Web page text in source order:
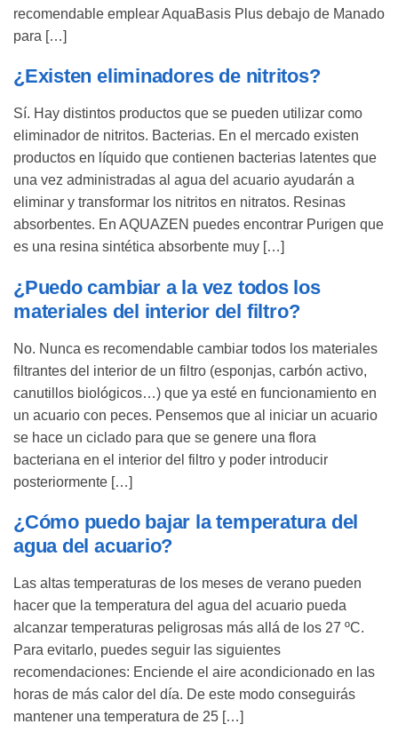
recomendable emplear AquaBasis Plus debajo de Manado
para […]
¿Existen eliminadores de nitritos?
Sí. Hay distintos productos que se pueden utilizar como
eliminador de nitritos. Bacterias. En el mercado existen
productos en líquido que contienen bacterias latentes que
una vez administradas al agua del acuario ayudarán a
eliminar y transformar los nitritos en nitratos. Resinas
absorbentes. En AQUAZEN puedes encontrar Purigen que
es una resina sintética absorbente muy […]
¿Puedo cambiar a la vez todos los
materiales del interior del filtro?
No. Nunca es recomendable cambiar todos los materiales
filtrantes del interior de un filtro (esponjas, carbón activo,
canutillos biológicos…) que ya esté en funcionamiento en
un acuario con peces. Pensemos que al iniciar un acuario
se hace un ciclado para que se genere una flora
bacteriana en el interior del filtro y poder introducir
posteriormente […]
¿Cómo puedo bajar la temperatura del
agua del acuario?
Las altas temperaturas de los meses de verano pueden
hacer que la temperatura del agua del acuario pueda
alcanzar temperaturas peligrosas más allá de los 27 ºC.
Para evitarlo, puedes seguir las siguientes
recomendaciones: Enciende el aire acondicionado en las
horas de más calor del día. De este modo conseguirás
mantener una temperatura de 25 […]